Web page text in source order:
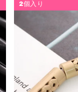
2個入り